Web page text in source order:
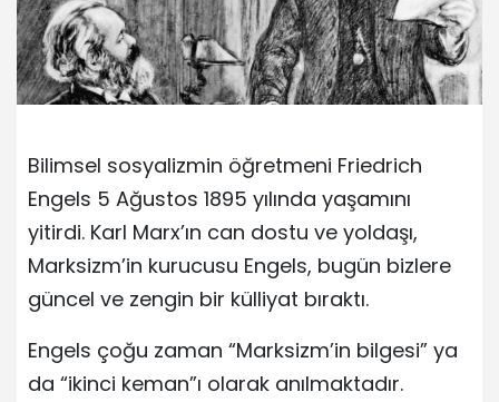
Bilimsel sosyalizmin öğretmeni Friedrich
Engels 5 Ağustos 1895 yılında yaşamını
yitirdi. Karl Marx’ın can dostu ve yoldaşı,
Marksizm’in kurucusu Engels, bugün bizlere
güncel ve zengin bir külliyat bıraktı.
Engels çoğu zaman “Marksizm’in bilgesi” ya
da “ikinci keman”ı olarak anılmaktadır.